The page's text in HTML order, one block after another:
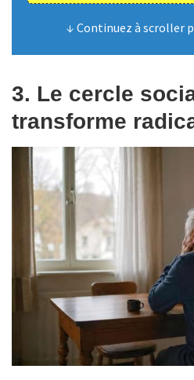
↓ Continuez à scroller
3. Le cercle
transforme